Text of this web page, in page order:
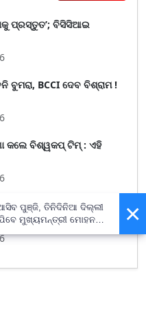
ପ୍ରସ୍ତୁତ’; ବିସିସିଆଇ
ବୁମରା, BCCI ଦେବ ବିଶ୍ରାମ !
କଲେ ବିଶ୍ୱକପ୍ ଟିମ୍ : ଏହି
ବୈଭବଙ୍କୁ ଲାଗିବ ବଡ଼
×
ପୁଞ୍ଜି, ତିନିଦିନିଆ ଦିଲ୍ଲୀ
ମୁଖ୍ୟମନ୍ତ୍ରୀ ମୋହନ